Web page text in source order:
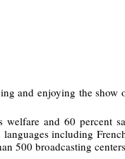
and enjoying the
welfare and 60
including
500 broadcasting